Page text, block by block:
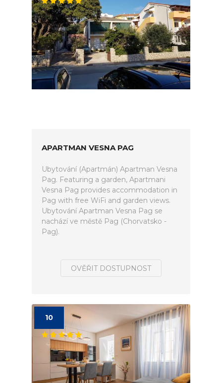
APARTMAN VESNA PAG
Ubytování (Apartmán) Apartman Vesna
Pag. Featuring a garden, Apartmani
Vesna Pag provides accommodation in
Pag with free WiFi and garden views.
Ubytování Apartman Vesna Pag se
nachází ve městě Pag (Chorvatsko -
Pag).
OVĚŘIT DOSTUPNOST
10